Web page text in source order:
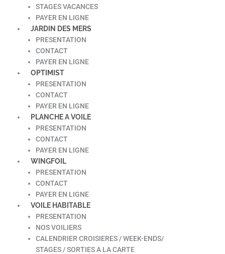
STAGES VACANCES
PAYER EN LIGNE
JARDIN DES MERS
PRESENTATION
CONTACT
PAYER EN LIGNE
OPTIMIST
PRESENTATION
CONTACT
PAYER EN LIGNE
PLANCHE A VOILE
PRESENTATION
CONTACT
PAYER EN LIGNE
WINGFOIL
PRESENTATION
CONTACT
PAYER EN LIGNE
VOILE HABITABLE
PRESENTATION
NOS VOILIERS
CALENDRIER CROISIERES / WEEK-ENDS/
STAGES / SORTIES A LA CARTE